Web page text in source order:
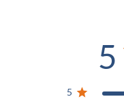
5
5